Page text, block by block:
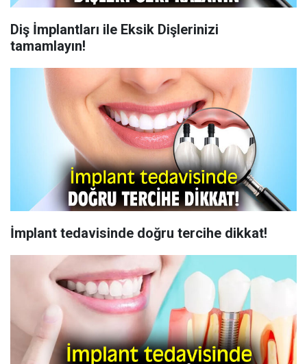
Diş İmplantları ile Eksik Dişlerinizi
tamamlayın!
İmplant tedavisinde doğru tercihe dikkat!